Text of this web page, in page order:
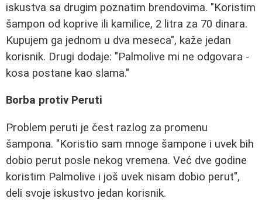
iskustva sa drugim poznatim brendovima. "Koristim
šampon od koprive ili kamilice, 2 litra za 70 dinara.
Kupujem ga jednom u dva meseca", kaže jedan
korisnik. Drugi dodaje: "Palmolive mi ne odgovara -
kosa postane kao slama."
Borba protiv Peruti
Problem peruti je čest razlog za promenu
šampona. "Koristio sam mnoge šampone i uvek bih
dobio perut posle nekog vremena. Već dve godine
koristim Palmolive i još uvek nisam dobio perut",
deli svoje iskustvo jedan korisnik.